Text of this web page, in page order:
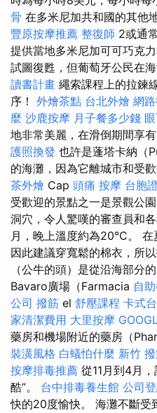
骨 在多米尼加共和國的其他
豐原按摩推薦 整復師 2或通
提供當地多米尼加可可巧克
試圖復甦，但葡萄牙公民在
讀書計畫 繩索課程上的拉鍊
序！ 外燴茶點 台北外燴 網
麼 沙鹿按摩 月子餐多少錢
地非常美麗，在滑倒期間享
護照換發 也許是蓬塔卡納（
的海灘，因為它離城市和受
茶外燴 Cap 頭痛 按摩 台胞
受歡迎的景點之一是景觀公
洞穴，令人驚嘆的審查員和
月，晚上溫度約為20°C。 在
因此建議穿寬鬆的棉衣，所
（公牛的頭）是從沿海部分
Bavaro廣場（Farmacia 自
公司 撥筋 el 舒壓課程 卡式
家清潔費用 大里按摩
藥房和機場附近的藥房（
裝潢風格 白蟻怕什麼 新竹
按摩排毒推薦 從11月到4月
酷”。 台中排毒養生館 公司
快的20度愉快。 海灘不斷受